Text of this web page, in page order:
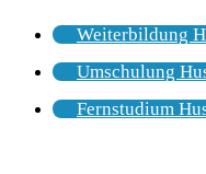
Weiterbildung
Umschulung
Fernstudium